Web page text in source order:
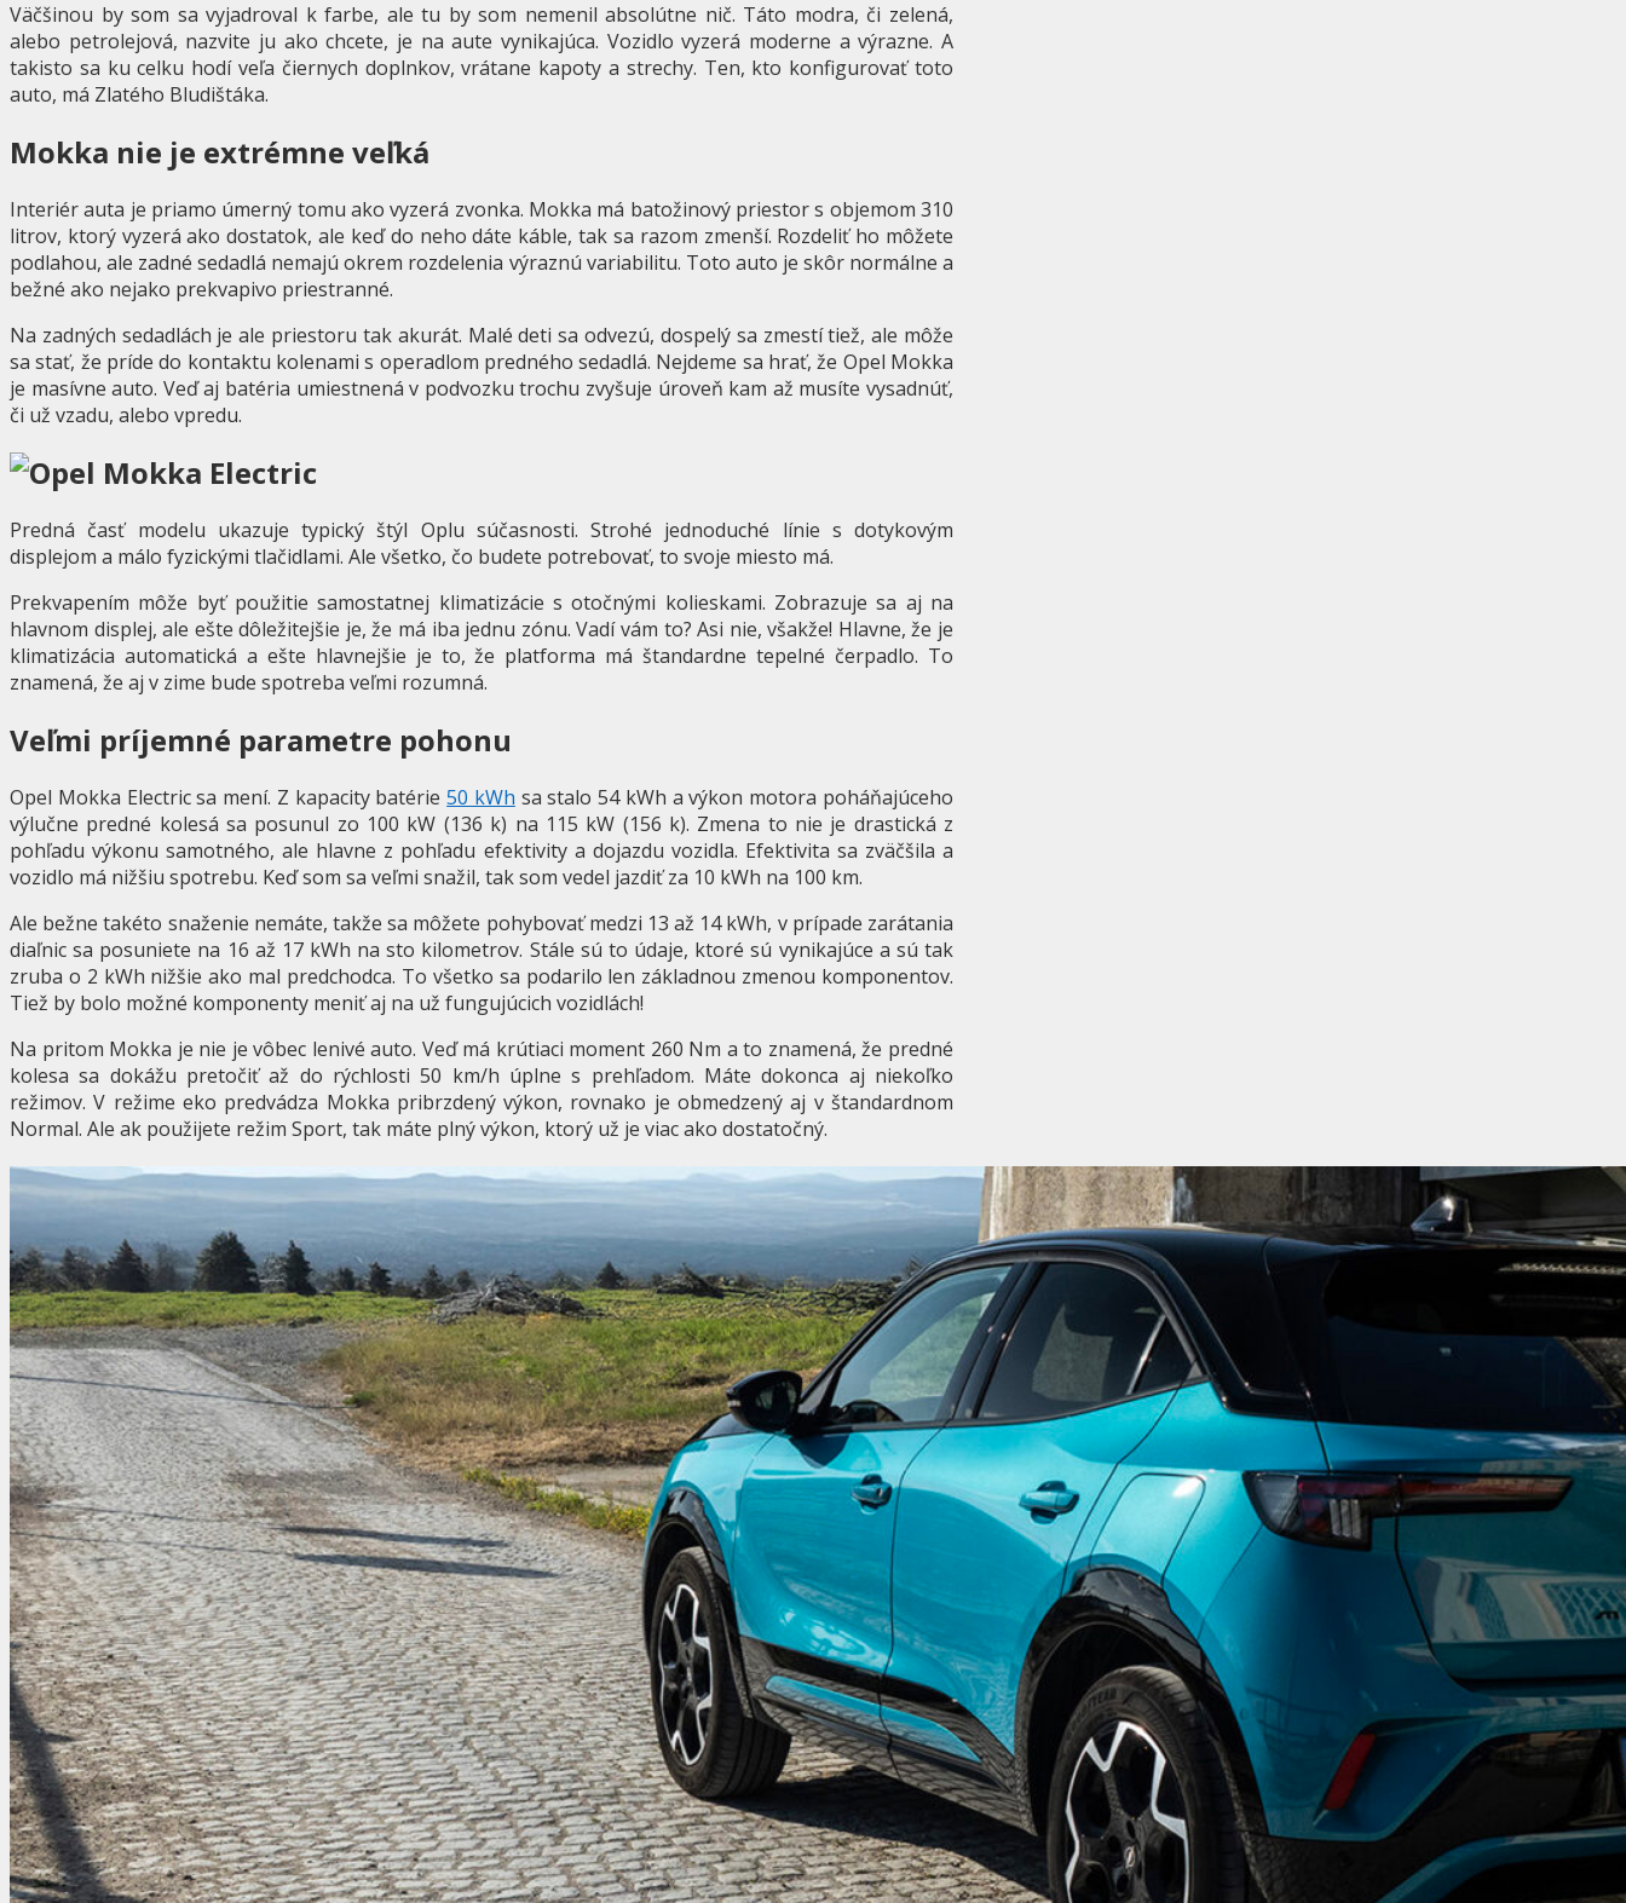
Väčšinou by som sa vyjadroval k farbe, ale tu by som nemenil absolútne nič. Táto modra, či zelená,
alebo petrolejová, nazvite ju ako chcete, je na aute vynikajúca. Vozidlo vyzerá moderne a výrazne. A
takisto sa ku celku hodí veľa čiernych doplnkov, vrátane kapoty a strechy. Ten, kto konfigurovať toto
auto, má Zlatého Bludištáka.
Mokka nie je extrémne veľká
Interiér auta je priamo úmerný tomu ako vyzerá zvonka. Mokka má batožinový priestor s objemom 310
litrov, ktorý vyzerá ako dostatok, ale keď do neho dáte káble, tak sa razom zmenší. Rozdeliť ho môžete
podlahou, ale zadné sedadlá nemajú okrem rozdelenia výraznú variabilitu. Toto auto je skôr normálne a
bežné ako nejako prekvapivo priestranné.
Na zadných sedadlách je ale priestoru tak akurát. Malé deti sa odvezú, dospelý sa zmestí tiež, ale môže
sa stať, že príde do kontaktu kolenami s operadlom predného sedadlá. Nejdeme sa hrať, že Opel Mokka
je masívne auto. Veď aj batéria umiestnená v podvozku trochu zvyšuje úroveň kam až musíte vysadnúť,
či už vzadu, alebo vpredu.
Predná časť modelu ukazuje typický štýl Oplu súčasnosti. Strohé jednoduché línie s dotykovým
displejom a málo fyzickými tlačidlami. Ale všetko, čo budete potrebovať, to svoje miesto má.
Prekvapením môže byť použitie samostatnej klimatizácie s otočnými kolieskami. Zobrazuje sa aj na
hlavnom displej, ale ešte dôležitejšie je, že má iba jednu zónu. Vadí vám to? Asi nie, všakže! Hlavne, že je
klimatizácia automatická a ešte hlavnejšie je to, že platforma má štandardne tepelné čerpadlo. To
znamená, že aj v zime bude spotreba veľmi rozumná.
Veľmi príjemné parametre pohonu
Opel Mokka Electric sa mení. Z kapacity batérie50 kWh sa stalo 54 kWh a výkon motora poháňajúceho
výlučne predné kolesá sa posunul zo 100 kW (136 k) na 115 kW (156 k). Zmena to nie je drastická z
pohľadu výkonu samotného, ale hlavne z pohľadu efektivity a dojazdu vozidla. Efektivita sa zväčšila a
vozidlo má nižšiu spotrebu. Keď som sa veľmi snažil, tak som vedel jazdiť za 10 kWh na 100 km.
Ale bežne takéto snaženie nemáte, takže sa môžete pohybovať medzi 13 až 14 kWh, v prípade zarátania
diaľnic sa posuniete na 16 až 17 kWh na sto kilometrov. Stále sú to údaje, ktoré sú vynikajúce a sú tak
zruba o 2 kWh nižšie ako mal predchodca. To všetko sa podarilo len základnou zmenou komponentov.
Tiež by bolo možné komponenty meniť aj na už fungujúcich vozidlách!
Na pritom Mokka je nie je vôbec lenivé auto. Veď má krútiaci moment 260 Nm a to znamená, že predné
kolesa sa dokážu pretočiť až do rýchlosti 50 km/h úplne s prehľadom. Máte dokonca aj niekoľko
režimov. V režime eko predvádza Mokka pribrzdený výkon, rovnako je obmedzený aj v štandardnom
Normal. Ale ak použijete režim Sport, tak máte plný výkon, ktorý už je viac ako dostatočný.